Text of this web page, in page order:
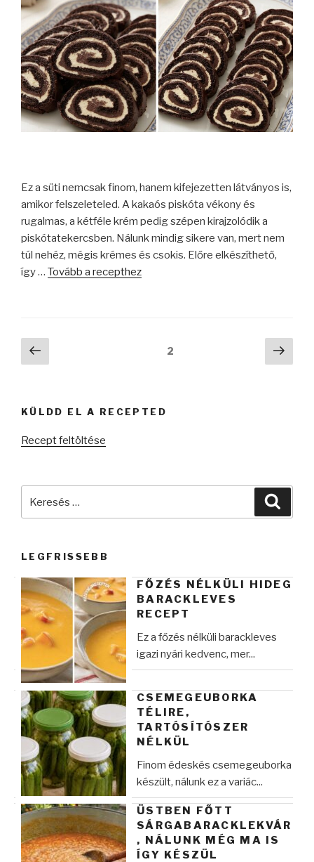
Ez a süti nemcsak finom, hanem kifejezetten látványos is,
amikor felszeleteled. A kakaós piskóta vékony és
rugalmas, a kétféle krém pedig szépen kirajzolódik a
piskótatekercsben. Nálunk mindig sikere van, mert nem
túl nehéz, mégis krémes és csokis. Előre elkészíthető,
így … Tovább a recepthez
Posts
pagination
Előző
oldal
2
oldal
KÜLDD EL A RECEPTED
Recept feltöltése
LEGFRISSEBB
FŐZÉS NÉLKÜLI HIDEG
BARACKLEVES
RECEPT
Ez a főzés nélküli barackleves
igazi nyári kedvenc, mer...
CSEMEGEUBORKA
TÉLIRE,
TARTÓSÍTÓSZER
NÉLKÜL
Finom édeskés csemegeuborka
készült, nálunk ez a variác...
ÜSTBEN FŐTT
SÁRGABARACKLEKVÁR
, NÁLUNK MÉG MA IS
ÍGY KÉSZÜL